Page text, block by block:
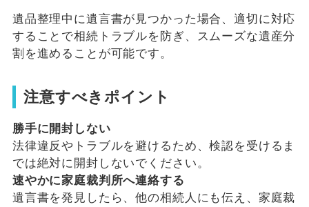
遺品整理中に遺言書が見つかった場合、適切に対応
することで相続トラブルを防ぎ、スムーズな遺産分
割を進めることが可能です。
注意すべきポイント
勝手に開封しない
法律違反やトラブルを避けるため、検認を受けるま
では絶対に開封しないでください。
速やかに家庭裁判所へ連絡する
遺言書を発見したら、他の相続人にも伝え、家庭裁